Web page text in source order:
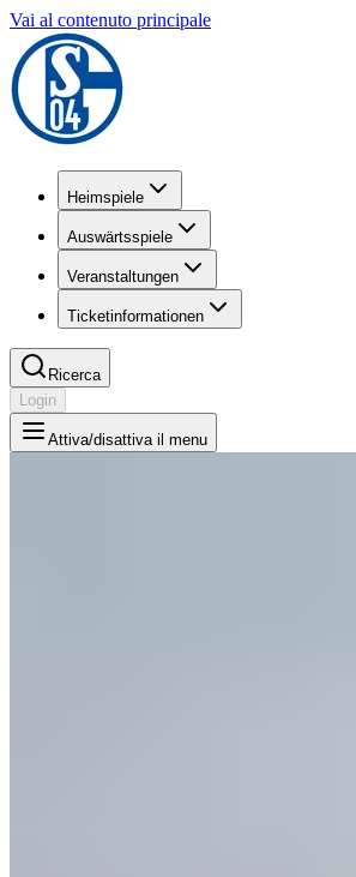
Vai al contenuto principale
Heimspiele
Auswärtsspiele
Veranstaltungen
Ticketinformationen
Ricerca
Login
Attiva/disattiva il menu